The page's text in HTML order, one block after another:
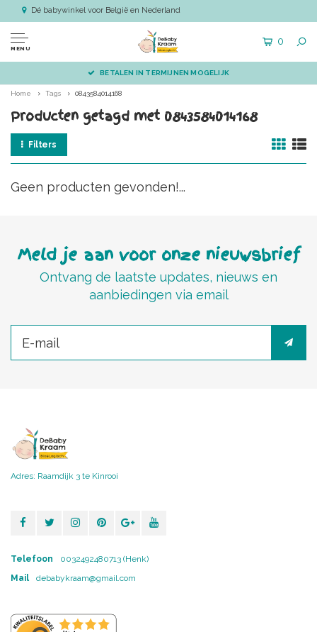
Dé babywinkel voor België en Nederland
MENU
0
BETALEN IN TERMIJNEN MOGELIJK
Home Tags 0843584014168
Producten getagd met 0843584014168
Filters
Geen producten gevonden!...
Meld je aan voor onze nieuwsbrief
Ontvang de laatste updates, nieuws en
aanbiedingen via email
Adres: Raamdijk 3 te Kinrooi
Telefoon
0032492480713 (Henk)
Mail
debabykraam@gmail.com